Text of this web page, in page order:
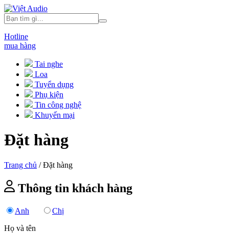
Hotline
mua hàng
Tai nghe
Loa
Tuyển dụng
Phụ kiện
Tin công nghệ
Khuyến mại
Đặt hàng
Trang chủ / Đặt hàng
Thông tin khách hàng
Anh
Chị
Họ và tên